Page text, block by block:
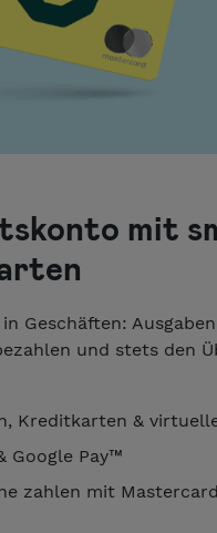
mit
Geschäften:
und stets den
Kreditkarten &
Google Pay™️
zahlen mit